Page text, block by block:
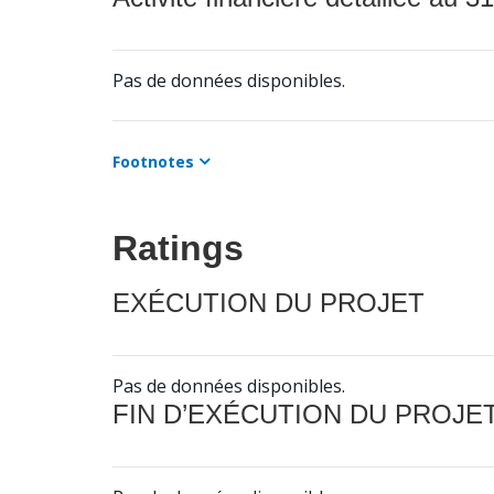
Pas de données disponibles.
Footnotes
Ratings
EXÉCUTION DU PROJET
Pas de données disponibles.
FIN D’EXÉCUTION DU